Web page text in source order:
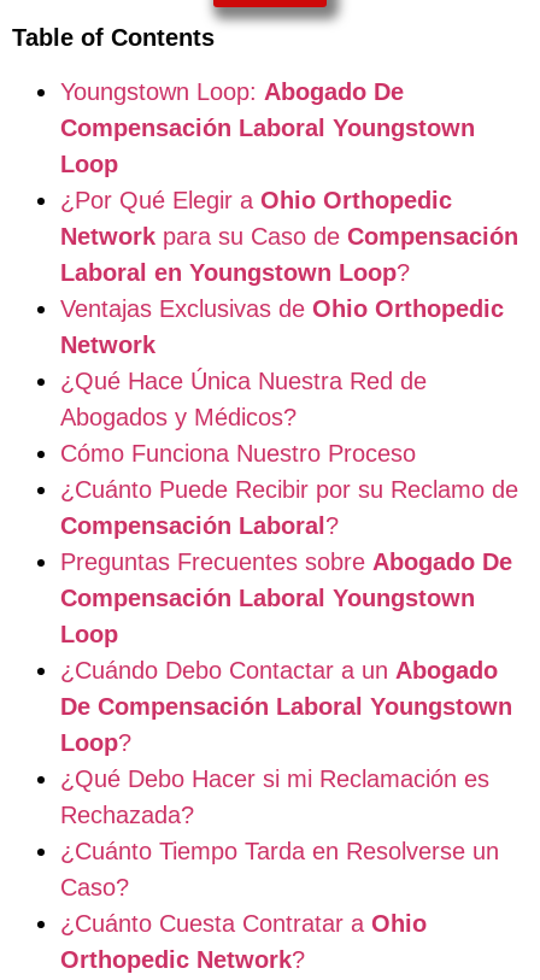
Table of Contents
Youngstown Loop: Abogado De
Compensación Laboral Youngstown
Loop
¿Por Qué Elegir a Ohio Orthopedic
Network para su Caso de Compensación
Laboral en Youngstown Loop?
Ventajas Exclusivas de Ohio Orthopedic
Network
¿Qué Hace Única Nuestra Red de
Abogados y Médicos?
Cómo Funciona Nuestro Proceso
¿Cuánto Puede Recibir por su Reclamo de
Compensación Laboral?
Preguntas Frecuentes sobre Abogado De
Compensación Laboral Youngstown
Loop
¿Cuándo Debo Contactar a un Abogado
De Compensación Laboral Youngstown
Loop?
¿Qué Debo Hacer si mi Reclamación es
Rechazada?
¿Cuánto Tiempo Tarda en Resolverse un
Caso?
¿Cuánto Cuesta Contratar a Ohio
Orthopedic Network?